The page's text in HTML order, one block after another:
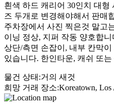
흰색 하드 캐리어 30인치 대형
즈 두개로 변경해야해서 판매
주차장에서 사진 찍은것 말고
이닝 정상, 지퍼 작동 양호합
상단/측면 손잡이, 내부 칸막
있습니다. 한인타운, 캐쉬 또는
물건 상태 :거의 새것
희망 거래 장소:Koreatown, Los